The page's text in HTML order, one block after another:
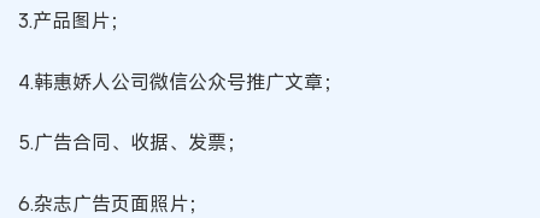
3.产品图片；
4.韩惠娇人公司微信公众号推广文章；
5.广告合同、收据、发票；
6.杂志广告页面照片；